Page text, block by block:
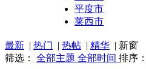
平度市
莱西市
最新 | 热门 | 热帖 | 精华 | 新窗
筛选： 全部主题 全部时间 排序：